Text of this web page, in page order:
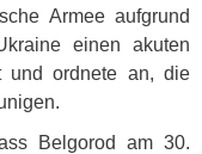
Armee aufgrund
einen akuten
und ordnete an, die
Belgorod am 30.